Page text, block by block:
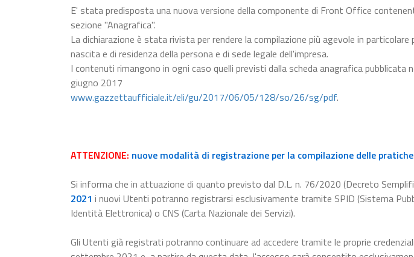
E' stata predisposta una nuova versione della componente di Front Office
sezione "Anagrafica".
La dichiarazione è stata rivista per rendere la compilazione più agevole in particolare
nascita e di residenza della persona e di sede legale dell'impresa.
I contenuti rimangono in ogni caso quelli previsti dalla scheda anagrafica pubblicata
giugno 2017
www.gazzettaufficiale.it/eli/gu/2017/06/05/128/so/26/sg/pdf.
ATTENZIONE: nuove modalità di registrazione per la compilazione delle pratiche
Si informa che in attuazione di quanto previsto dal D.L. n. 76/2020 (Decreto
2021 i nuovi Utenti potranno registrarsi esclusivamente tramite SPID (Sistema
Identità Elettronica) o CNS (Carta Nazionale dei Servizi).
Gli Utenti già registrati potranno continuare ad accedere tramite le proprie